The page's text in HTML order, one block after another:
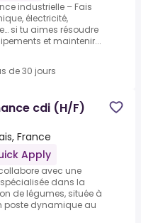
industrielle – Fais
électricité,
si tu aimes résoudre
et maintenir...
de 30 jours
cdi (H/F)
France
Apply
avec une
dans la
de légumes, située à
poste dynamique au